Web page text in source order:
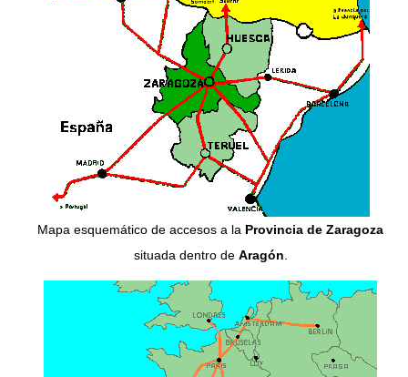
Mapa esquemático de accesos a la Provincia de Zaragoza
situada dentro de Aragón